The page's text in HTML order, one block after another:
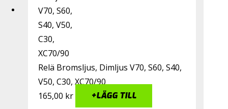
Relä Bromsljus, Dimljus V70, S60, S40,
V50, C30, XC70/90
165,00 kr +LÄGG TILL